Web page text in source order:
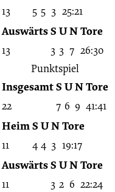
13 5 5 3 25:21
AuswärtsS UNTore
13 3 3 7 26:30
Punktspiel
InsgesamtS UNTore
22 7 6 9 41:41
HeimS UNTore
11 4 4 3 19:17
AuswärtsS UNTore
11 3 2 6 22:24